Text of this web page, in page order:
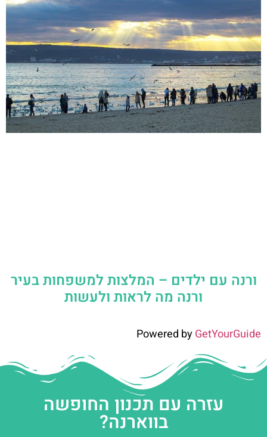
ורנה עם ילדים – המלצות למשפחות בעיר
ורנה מה לראות ולעשות
Powered byGetYourGuide
עזרה עם תכנון החופשה
בווארנה?